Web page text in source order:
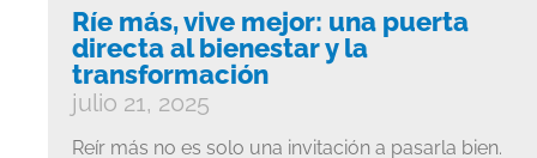
Ríe más, vive mejor: una puerta
directa al bienestar y la
transformación
julio 21, 2025
Reír más no es solo una invitación a pasarla bien.